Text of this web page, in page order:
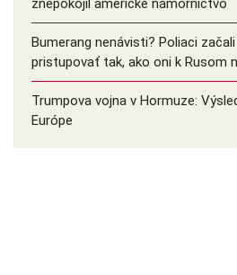
znepokojil americké námorníctvo
Bumerang nenávisti? Poliaci
pristupovať tak, ako oni k Rusom
Trumpova vojna v Hormuze:
Európe